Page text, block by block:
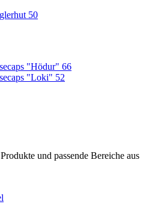
50
"Hödur" 66
"Loki" 52
und passende Bereiche aus